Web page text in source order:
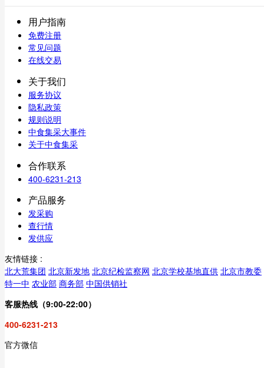
用户指南
免费注册
常见问题
在线交易
关于我们
服务协议
隐私政策
规则说明
中食集采大事件
关于中食集采
合作联系
400-6231-213
产品服务
发采购
查行情
发供应
友情链接 :
北大荒集团 北京新发地 北京纪检监察网 北京学校基地直供 北京市教委
特一中 农业部 商务部 中国供销社
客服热线（9:00-22:00）
400-6231-213
官方微信